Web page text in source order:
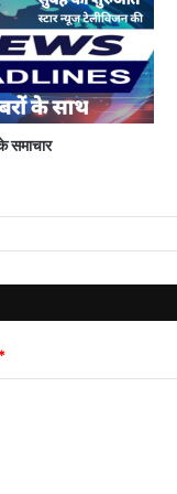
समाचार